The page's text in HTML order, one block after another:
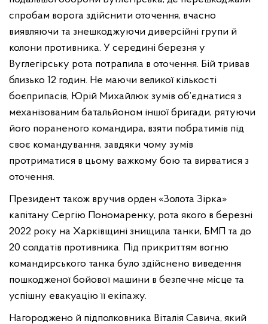
спробам ворога здійснити оточення, вчасно
виявляючи та знешкоджуючи диверсійні групи й
колони противника. У середині березня у
Вуглегірську рота потрапила в оточення. Бій тривав
близько 12 годин. Не маючи великої кількості
боєприпасів, Юрій Михайлюк зумів об’єднатися з
механізованим батальйоном іншої бригади, рятуючи
його пораненого командира, взяти побратимів під
своє командування, завдяки чому зумів
протриматися в цьому важкому бою та вирватися з
оточення.
Президент також вручив орден «Золота Зірка»
капітану Сергію Пономаренку, рота якого в березні
2022 року на Харківщині знищила танки, БМП та до
20 солдатів противника. Під прикриттям вогню
командирського танка було здійснено виведення
пошкодженої бойової машини в безпечне місце та
успішну евакуацію її екіпажу.
Нагороджено й підполковника Віталія Савича, який